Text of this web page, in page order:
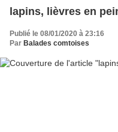
lapins, lièvres en
Publié le 08/01/2020 à 23:16
Par Balades comtoises